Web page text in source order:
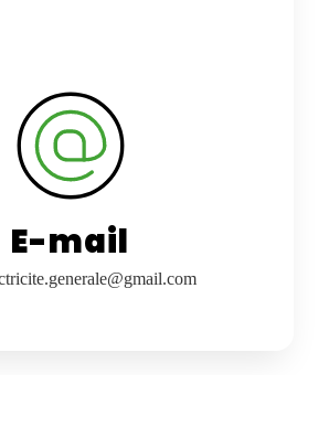
E-mail